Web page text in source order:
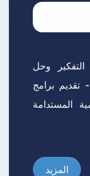
وحل
برامج
المستدامة
المزيد